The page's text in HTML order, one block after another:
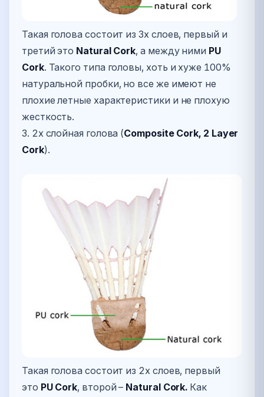
Такая голова состоит из 3х слоев, первый и
третий это Natural Cork, а между ними PU
Cork. Такого типа головы, хоть и хуже 100%
натуральной пробки, но все же имеют не
плохие летные характеристики и не плохую
жесткость.
3. 2х слойная голова (Composite Cork, 2 Layer
Cork).
Такая голова состоит из 2х слоев, первый
это PU Cork, второй – Natural Cork. Как